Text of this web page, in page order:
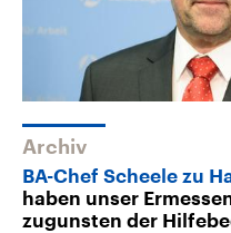
Archiv
BA-Chef Scheele zu
haben unser
zugunsten der